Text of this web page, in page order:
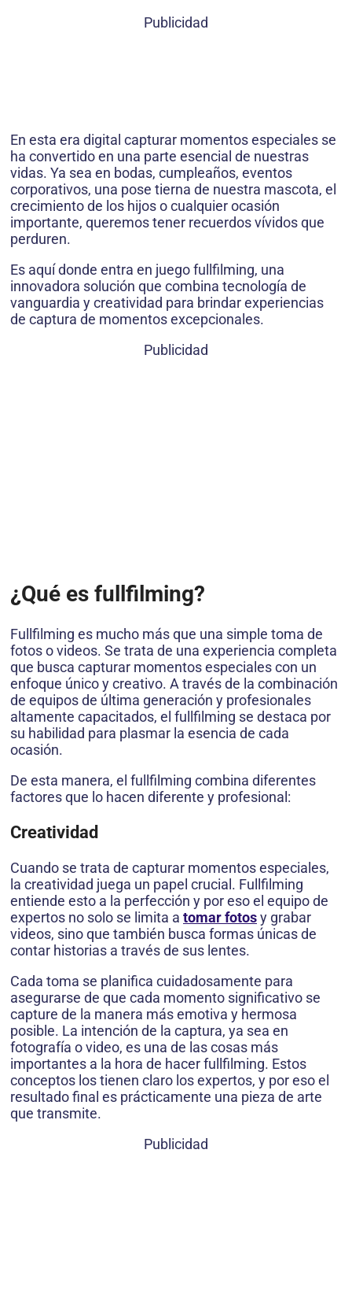
Publicidad
En esta era digital capturar momentos especiales se
ha convertido en una parte esencial de nuestras
vidas. Ya sea en bodas, cumpleaños, eventos
corporativos, una pose tierna de nuestra mascota, el
crecimiento de los hijos o cualquier ocasión
importante, queremos tener recuerdos vívidos que
perduren.
Es aquí donde entra en juego fullfilming, una
innovadora solución que combina tecnología de
vanguardia y creatividad para brindar experiencias
de captura de momentos excepcionales.
Publicidad
¿Qué es fullfilming?
Fullfilming es mucho más que una simple toma de
fotos o videos. Se trata de una experiencia completa
que busca capturar momentos especiales con un
enfoque único y creativo. A través de la combinación
de equipos de última generación y profesionales
altamente capacitados, el fullfilming se destaca por
su habilidad para plasmar la esencia de cada
ocasión.
De esta manera, el fullfilming combina diferentes
factores que lo hacen diferente y profesional:
Creatividad
Cuando se trata de capturar momentos especiales,
la creatividad juega un papel crucial. Fullfilming
entiende esto a la perfección y por eso el equipo de
expertos no solo se limita a tomar fotosy grabar
videos, sino que también busca formas únicas de
contar historias a través de sus lentes.
Cada toma se planifica cuidadosamente para
asegurarse de que cada momento significativo se
capture de la manera más emotiva y hermosa
posible. La intención de la captura, ya sea en
fotografía o video, es una de las cosas más
importantes a la hora de hacer fullfilming. Estos
conceptos los tienen claro los expertos, y por eso el
resultado final es prácticamente una pieza de arte
que transmite.
Publicidad